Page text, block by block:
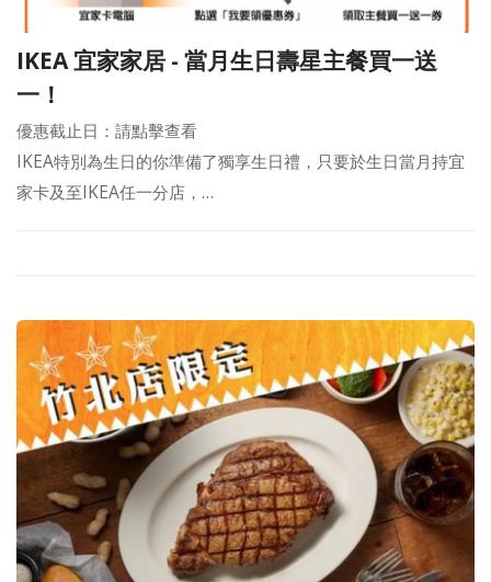
IKEA 宜家家居 - 當月生日壽星主餐買一送
一！
優惠截止日：請點擊查看
IKEA特別為生日的你準備了獨享生日禮，只要於生日當月持宜
家卡及至IKEA任一分店，…